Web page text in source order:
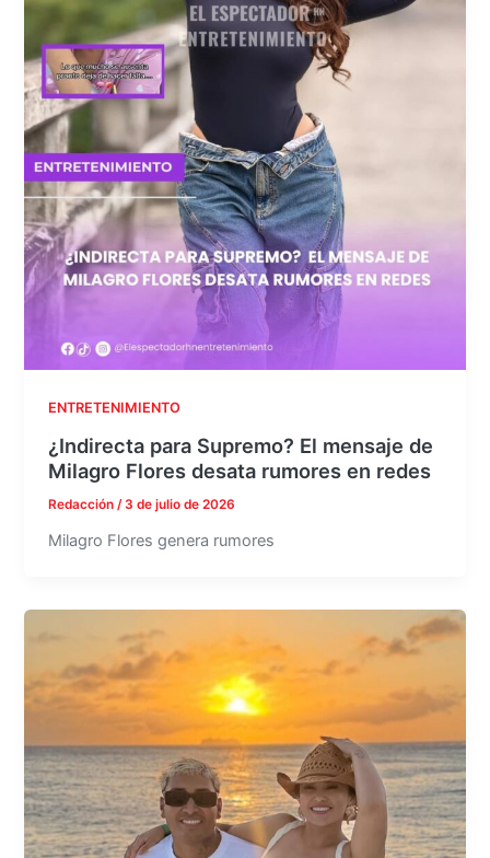
ENTRETENIMIENTO
¿Indirecta para Supremo? El mensaje de
Milagro Flores desata rumores en redes
Redacción / 3 de julio de 2026
Milagro Flores genera rumores